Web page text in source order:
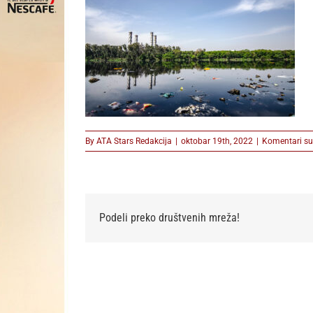
By ATA Stars Redakcija | oktobar 19th, 2022 | Komentari
Podeli preko društvenih mreža!